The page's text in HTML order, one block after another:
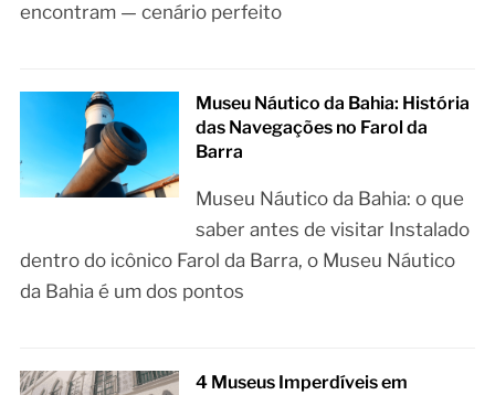
encontram — cenário perfeito
Museu Náutico da Bahia: História
das Navegações no Farol da
Barra
Museu Náutico da Bahia: o que
saber antes de visitar Instalado
dentro do icônico Farol da Barra, o Museu Náutico
da Bahia é um dos pontos
4 Museus Imperdíveis em